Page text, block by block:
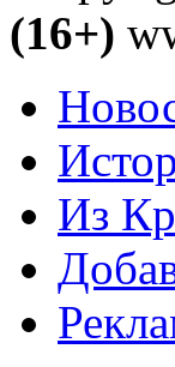
(16+)
Из